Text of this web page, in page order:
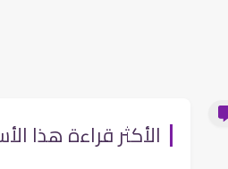
الأكثر قراءة هذا